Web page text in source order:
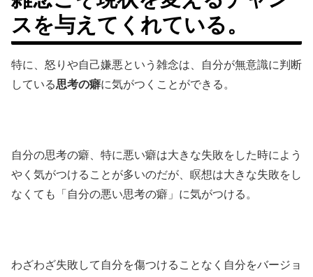
スを与えてくれている。
特に、怒りや自己嫌悪という雑念は、自分が無意識に判断
している思考の癖に気がつくことができる。
自分の思考の癖、特に悪い癖は大きな失敗をした時によう
やく気がつけることが多いのだが、瞑想は大きな失敗をし
なくても「自分の悪い思考の癖」に気がつける。
わざわざ失敗して自分を傷つけることなく自分をバージョ